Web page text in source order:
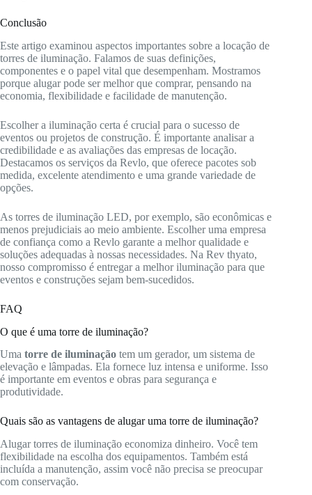
Conclusão
Este artigo examinou aspectos importantes sobre a locação de
torres de iluminação. Falamos de suas definições,
componentes e o papel vital que desempenham. Mostramos
porque alugar pode ser melhor que comprar, pensando na
economia, flexibilidade e facilidade de manutenção.
Escolher a iluminação certa é crucial para o sucesso de
eventos ou projetos de construção. É importante analisar a
credibilidade e as avaliações das empresas de locação.
Destacamos os serviços da Revlo, que oferece pacotes sob
medida, excelente atendimento e uma grande variedade de
opções.
As torres de iluminação LED, por exemplo, são econômicas e
menos prejudiciais ao meio ambiente. Escolher uma empresa
de confiança como a Revlo garante a melhor qualidade e
soluções adequadas à nossas necessidades. Na Rev thyato,
nosso compromisso é entregar a melhor iluminação para que
eventos e construções sejam bem-sucedidos.
FAQ
O que é uma torre de iluminação?
Uma torre de iluminação tem um gerador, um sistema de
elevação e lâmpadas. Ela fornece luz intensa e uniforme. Isso
é importante em eventos e obras para segurança e
produtividade.
Quais são as vantagens de alugar uma torre de iluminação?
Alugar torres de iluminação economiza dinheiro. Você tem
flexibilidade na escolha dos equipamentos. Também está
incluída a manutenção, assim você não precisa se preocupar
com conservação.